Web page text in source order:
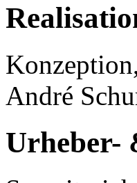
André
Urheber-